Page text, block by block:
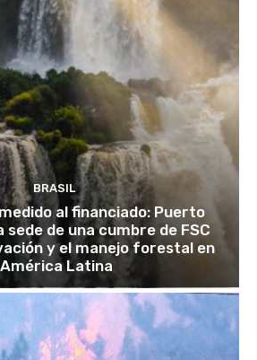
BRASIL
al financiado: Puerto
sede de una cumbre de FSC
y el manejo forestal en
América Latina